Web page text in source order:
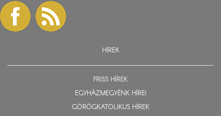
HÍREK
FRISS HÍREK
EGYHÁZMEGYÉNK HÍREI
GÖRÖGKATOLIKUS HÍREK